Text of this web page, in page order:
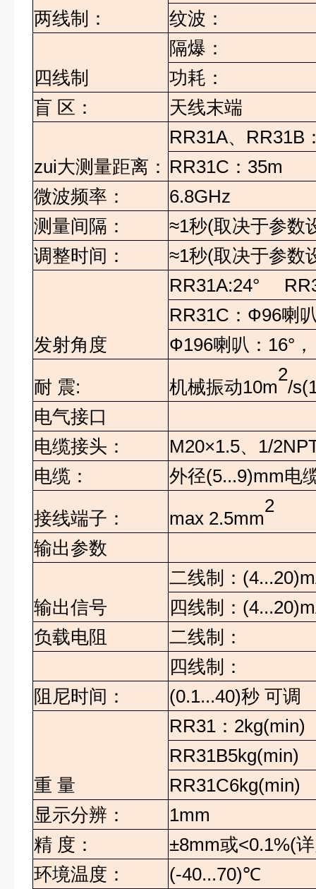
两线制： 纹波：
四线制
隔爆：
功耗：
盲 区： 天线末端
zui大测量距离：
RR31A、 RR31B
RR31C ： 35m
微波频率：
6.8GHz
测量间隔：
≈1秒(取决于参数
调整时间：
≈1秒(取决于参数
发射角度
RR31A:24°
RR31C ： Ф96喇
Ф196喇叭： 16° ，
耐 震: 机械振动10m
2
/
电气接口
电缆接头：
M20×1.5、 1/
电缆：
外径(5...9)mm电
接线端子：
max 2.5mm
2
输出参数
输出信号
二线制：
四线制：
负载电阻
二线制：
四线制：
阻尼时间：
(0.1...40)秒 可调
重 量
RR31 ： 2kg(min)
RR31B5kg(min)
RR31C6kg(min)
显示分辨：
1mm
精 度： ±8mm或<0.1%(
环境温度 ：
(-40...70)℃